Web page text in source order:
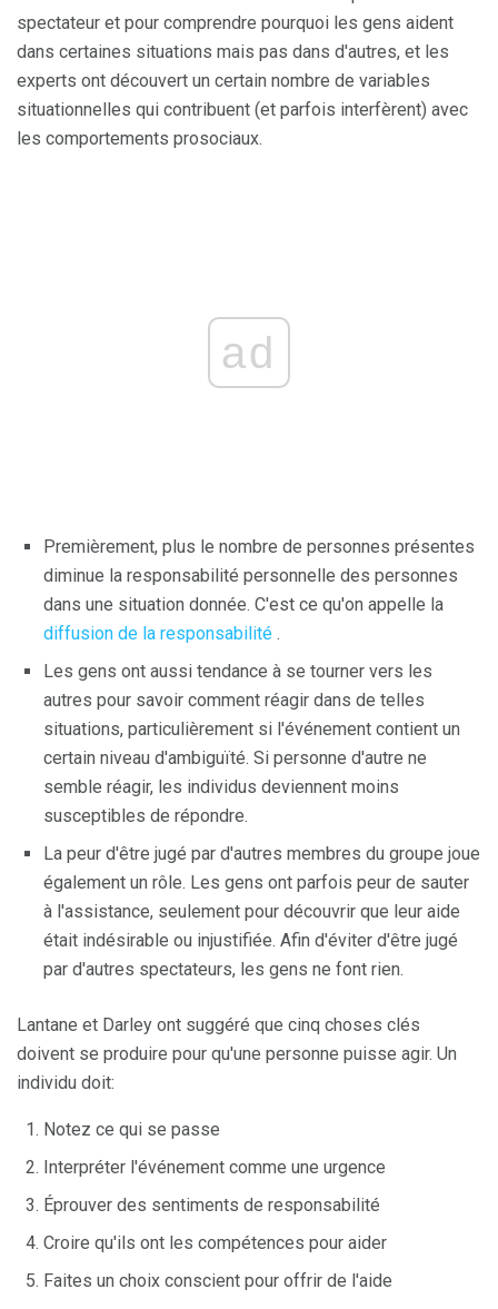
spectateur et pour comprendre pourquoi les gens aident
dans certaines situations mais pas dans d'autres, et les
experts ont découvert un certain nombre de variables
situationnelles qui contribuent (et parfois interfèrent) avec
les comportements prosociaux.
ad
Premièrement, plus le nombre de personnes présentes
diminue la responsabilité personnelle des personnes
dans une situation donnée. C'est ce qu'on appelle la
diffusion de la responsabilité .
Les gens ont aussi tendance à se tourner vers les
autres pour savoir comment réagir dans de telles
situations, particulièrement si l'événement contient un
certain niveau d'ambiguïté. Si personne d'autre ne
semble réagir, les individus deviennent moins
susceptibles de répondre.
La peur d'être jugé par d'autres membres du groupe joue
également un rôle. Les gens ont parfois peur de sauter
à l'assistance, seulement pour découvrir que leur aide
était indésirable ou injustifiée. Afin d'éviter d'être jugé
par d'autres spectateurs, les gens ne font rien.
Lantane et Darley ont suggéré que cinq choses clés
doivent se produire pour qu'une personne puisse agir. Un
individu doit:
Notez ce qui se passe
Interpréter l'événement comme une urgence
Éprouver des sentiments de responsabilité
Croire qu'ils ont les compétences pour aider
Faites un choix conscient pour offrir de l'aide